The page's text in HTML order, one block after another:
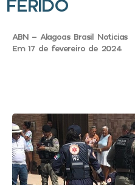
FERIDO
ABN - Alagoas Brasil Noticias
Em 17 de fevereiro de 2024